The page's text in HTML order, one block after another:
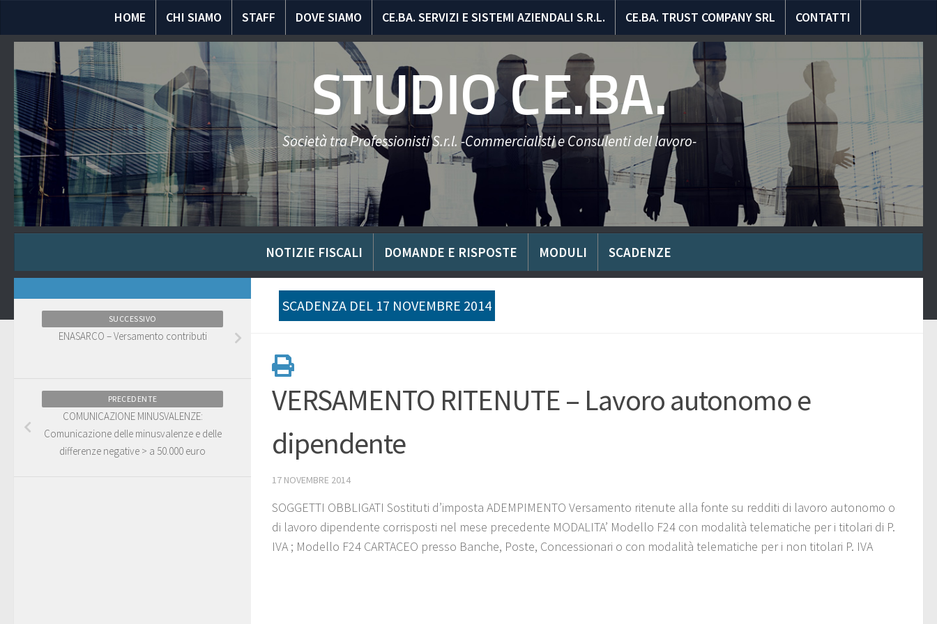
HOME CHI SIAMO STAFF DOVE SIAMO CE.BA. SERVIZI E SISTEMI AZIENDALI S.R.L. CE.BA. TRUST COMPANY SRL CONTATTI
STUDIO CE.BA.
Società tra Professionisti S.r.l. -Commercialisti e Consulenti del lavoro-
NOTIZIE FISCALI DOMANDE E RISPOSTE MODULI SCADENZE
SCADENZA DEL 17 NOVEMBRE 2014
VERSAMENTO RITENUTE – Lavoro autonomo e
dipendente
17 NOVEMBRE 2014
SOGGETTI OBBLIGATI Sostituti d’imposta ADEMPIMENTO Versamento ritenute alla fonte su redditi di lavoro autonomo o
di lavoro dipendente corrisposti nel mese precedente MODALITA’ Modello F24 con modalità telematiche per i titolari di P.
IVA ; Modello F24 CARTACEO presso Banche, Poste, Concessionari o con modalità telematiche per i non titolari P. IVA
SUCCESSIVO
ENASARCO – Versamento contributi
PRECEDENTE
COMUNICAZIONE MINUSVALENZE:
Comunicazione delle minusvalenze e delle
differenze negative > a 50.000 euro